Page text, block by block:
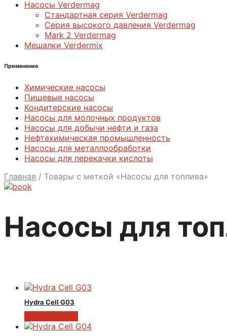
Насосы Verdermag
Стандартная серия Verdermag
Серия высокого давления Verdermag
Mark 2 Verdermag
Мешалки Verdermix
Применение
Химические насосы
Пищевые насосы
Кондитерские насосы
Насосы для молочных продуктов
Насосы для добычи нефти и газа
Нефтехимическая промышленность
Насосы для металлообработки
Насосы для перекачки кислоты
Главная / Товары с меткой «Насосы для топлива»
Насосы для
Hydra Cell G03